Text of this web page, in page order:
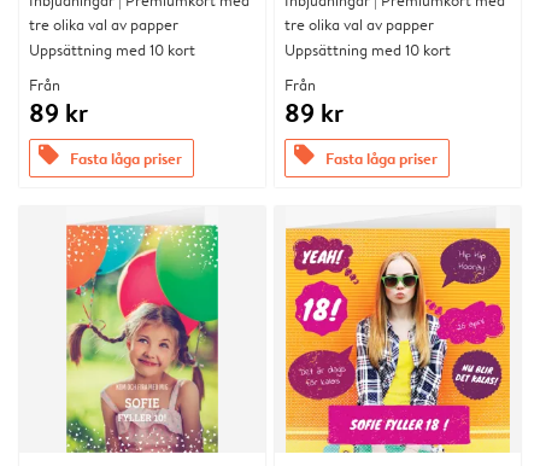
tre olika val av papper
Uppsättning med 10 kort
Från
89 kr
offers Fasta låga priser
tre olika val av papper
Uppsättning med 10 kort
Från
89 kr
offers Fasta låga priser